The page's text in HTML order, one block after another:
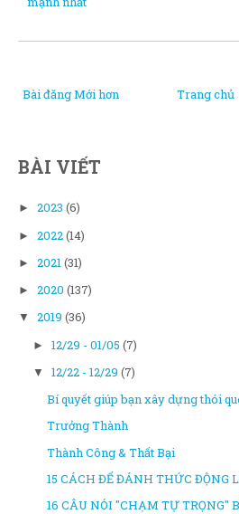
Bài đăng Mới hơn Trang chủ
BÀI VIẾT
► 2023 (6)
► 2022(14)
► 2021(31)
► 2020 (137)
▼ 2019 (36)
► 12/29 - 01/05 (7)
▼ 12/22 - 12/29 (7)
Bí quyết giúp bạn xây dựng thói
Trưởng Thành
Thành Công & Thất Bại
15 CÁCH ĐỂ ĐÁNH THỨC ĐỘNG
16 CÂU NÓI "CHẠM TỰ TRỌNG"